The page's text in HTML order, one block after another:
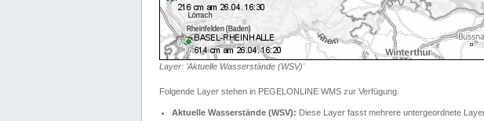
Layer: 'Aktuelle Wasserstände (WSV)'
Folgende Layer stehen in PEGELONLINE WMS zur Verfügung.
Aktuelle Wasserstände (WSV): Diese Layer fasst mehrere untergeordnete